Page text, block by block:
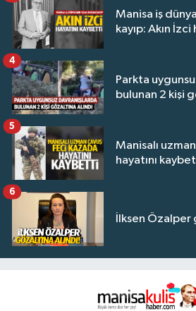
Manisa iş
kayıp: Akın
Parkta
bulunan 2 kişi
4
Manisalı
hayatını
5
İlksen Özalper
6